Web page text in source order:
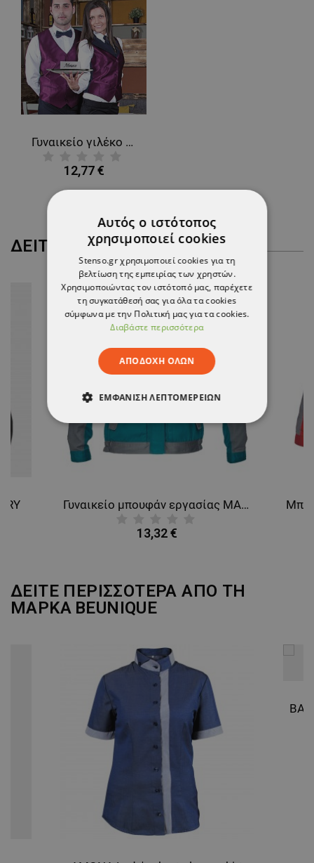
Γυναικείο γιλέκο MONACO
12,77 €
ΔΕΊΤΕ ΠΕΡΙΣΣΌΤΕΡΑ
Γυναικείο μπουφάν εργασίας MAX EVOLUTION GREEN
13,32 €
ΔΕΙΤΕ ΠΕΡΙΣΣΟΤΕΡΑ ΑΠΟ ΤΗ
ΜΑΡΚΑ BEUNIQUE
Αυτός ο ιστότοπος
χρησιμοποιεί cookies
Stenso.gr χρησιμοποιεί cookies για τη
βελτίωση της εμπειρίας των χρηστών.
Χρησιμοποιώντας τον ιστότοπό μας, παρέχετε
τη συγκατάθεσή σας για όλα τα cookies
σύμφωνα με την Πολιτική μας για τα cookies.
Διαβάστε περισσότερα
ΑΠΟΔΟΧΉ ΌΛΩΝ
ΕΜΦΆΝΙΣΗ ΛΕΠΤΟΜΕΡΕΙΏΝ
ΑΠΟΛΎΤΩΣ ΑΠΑΡΑΊΤΗΤΑ
ΣΤΌΧΕΥΣΗΣ
ΜΗ ΤΑΞΙΝΟΜΗΜΈΝΑ